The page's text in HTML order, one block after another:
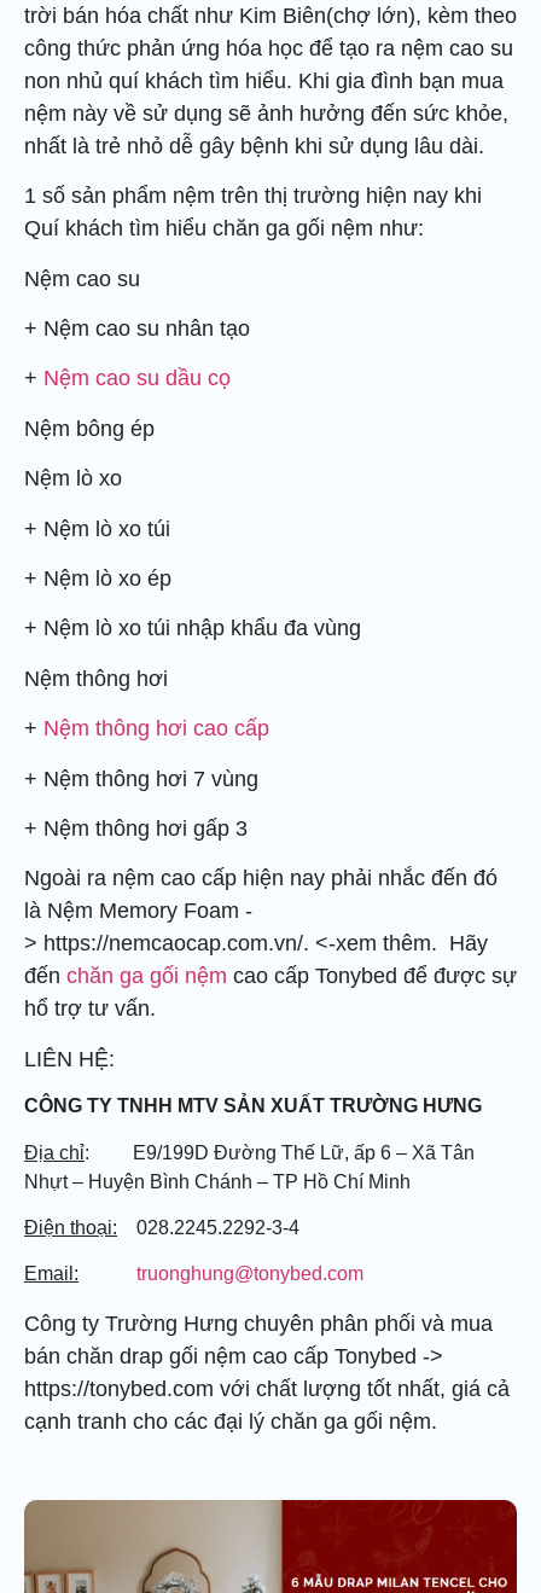
trời bán hóa chất như Kim Biên(chợ lớn), kèm theo
công thức phản ứng hóa học để tạo ra nệm cao su
non nhủ quí khách tìm hiểu. Khi gia đình bạn mua
nệm này về sử dụng sẽ ảnh hưởng đến sức khỏe,
nhất là trẻ nhỏ dễ gây bệnh khi sử dụng lâu dài.
1 số sản phẩm nệm trên thị trường hiện nay khi
Quí khách tìm hiểu chăn ga gối nệm như:
Nệm cao su
+ Nệm cao su nhân tạo
+ Nệm cao su dầu cọ
Nệm bông ép
Nệm lò xo
+ Nệm lò xo túi
+ Nệm lò xo ép
+ Nệm lò xo túi nhập khẩu đa vùng
Nệm thông hơi
+ Nệm thông hơi cao cấp
+ Nệm thông hơi 7 vùng
+ Nệm thông hơi gấp 3
Ngoài ra nệm cao cấp hiện nay phải nhắc đến đó
là Nệm Memory Foam -
> https://nemcaocap.com.vn/. <-xem thêm. Hãy
đến chăn ga gối nệm cao cấp Tonybed để được sự
hổ trợ tư vấn.
LIÊN HỆ:
CÔNG TY TNHH MTV SẢN XUẤT TRƯỜNG HƯNG
Địa chỉ: E9/199D Đường Thế Lữ, ấp 6 – Xã Tân
Nhựt – Huyện Bình Chánh – TP Hồ Chí Minh
Điện thoại: 028.2245.2292-3-4
Email: truonghung@tonybed.com
Công ty Trường Hưng chuyên phân phối và mua
bán chăn drap gối nệm cao cấp Tonybed ->
https://tonybed.com với chất lượng tốt nhất, giá cả
cạnh tranh cho các đại lý chăn ga gối nệm.